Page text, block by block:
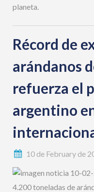
planeta.
Récord de
arándanos
refuerza el
argentino
10 de February de
4.200 toneladas de